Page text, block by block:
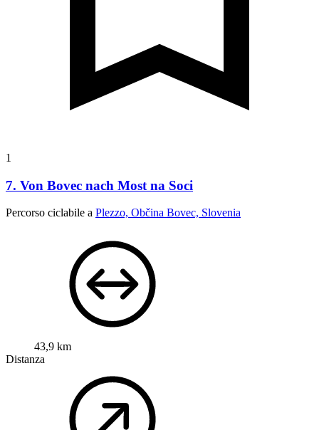
1
7. Von Bovec nach Most na Soci
Percorso ciclabile a Plezzo, Občina Bovec, Slovenia
43,9 km
Distanza